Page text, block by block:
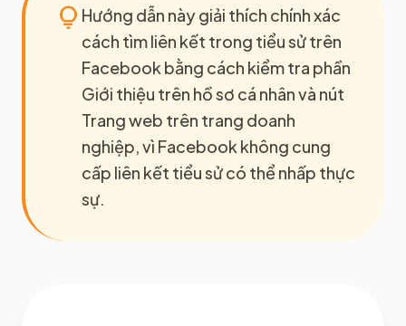
lightbulb Hướng dẫn này giải thích chính xác
cách tìm liên kết trong tiểu sử trên
Facebook bằng cách kiểm tra phần
Giới thiệu trên hồ sơ cá nhân và nút
Trang web trên trang doanh
nghiệp, vì Facebook không cung
cấp liên kết tiểu sử có thể nhấp thực
sự.